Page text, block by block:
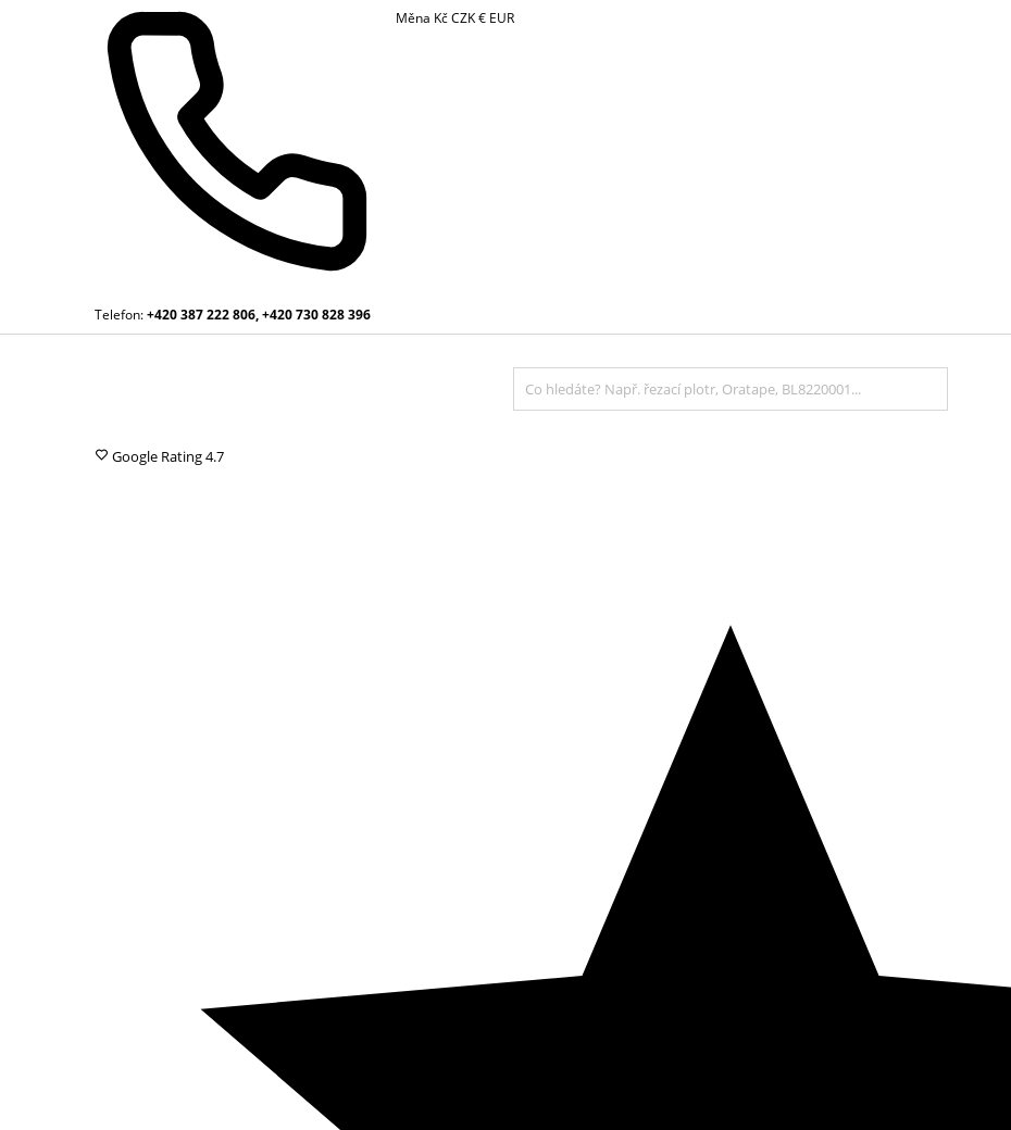
Telefon:+420 387 222 806, +420 730 828 396
Měna KčCZK€ EUR
Google Rating4.7